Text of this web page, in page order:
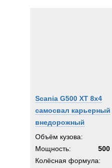
Scania G500 XT 8x4
самосвал карьерный
внедорожный
Объём кузова:
Мощность:
500
Колёсная формула: